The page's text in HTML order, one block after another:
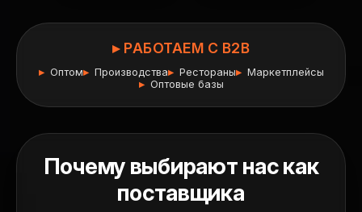
▸ РАБОТАЕМ С B2B
Оптом Производства Рестораны
Маркетплейсы
Оптовые базы
Почему выбирают нас как
поставщика